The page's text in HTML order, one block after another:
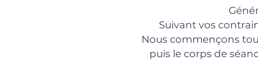
Suivant vos
Nous commençons
puis le corps de